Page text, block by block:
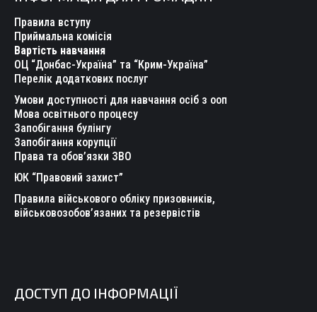
in
new
window
in
new
window
in
new
window
in
new
window
new
Правила вступу
Приймальна комісія
Вартість навчання
ОЦ “Донбас-Україна” та “Крим-Україна”
Перелік додаткових послуг
Умови доступності для навчання осіб з ооп
Мова освітнього процесу
Запобігання булінгу
Запобігання корупції
Права та обов’язки ЗВО
ЮК “Правовий захист”
Правила військового обліку призовників,
військовозобов’язаних та резервістів
ДОСТУП ДО ІНФОРМАЦІЇ